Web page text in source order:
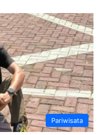
Pariwisata